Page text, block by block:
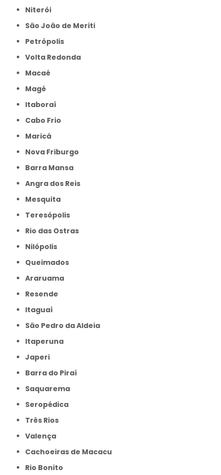
Niterói
São João de Meriti
Petrópolis
Volta Redonda
Macaé
Magé
Itaboraí
Cabo Frio
Maricá
Nova Friburgo
Barra Mansa
Angra dos Reis
Mesquita
Teresópolis
Rio das Ostras
Nilópolis
Queimados
Araruama
Resende
Itaguaí
São Pedro da Aldeia
Itaperuna
Japeri
Barra do Piraí
Saquarema
Seropédica
Três Rios
Valença
Cachoeiras de Macacu
Rio Bonito